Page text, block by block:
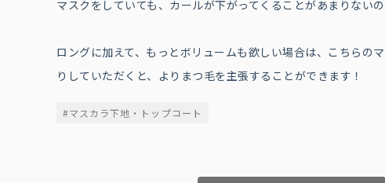
マスクをしていても、カールが下がってくることがあまりない
ロングに加えて、もっとボリュームも欲しい場合は、こちらの
りしていただくと、よりまつ毛を主張することができます！
#マスカラ下地・トップコート